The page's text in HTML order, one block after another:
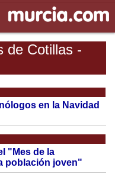
de Cotillas -
en la Navidad
"Mes de la
población joven"